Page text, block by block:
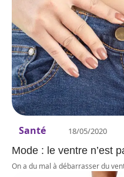
Santé 18/05/2020
Mode : le ventre n’est
On a du mal à débarrasser du